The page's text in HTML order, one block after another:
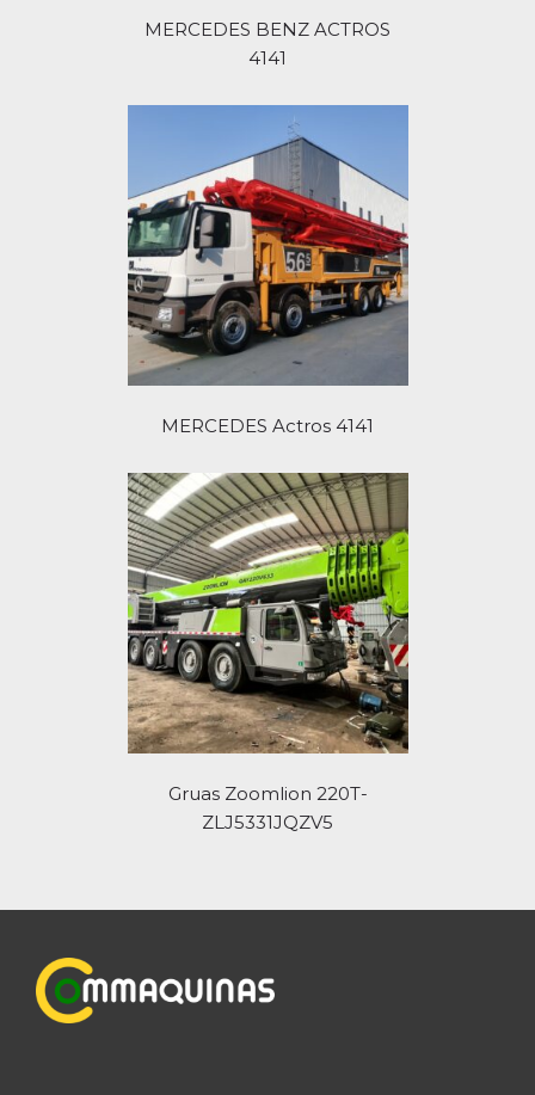
MERCEDES BENZ ACTROS
4141
MERCEDES Actros 4141
Gruas Zoomlion 220T-
ZLJ5331JQZV5